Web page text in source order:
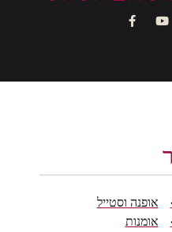
אופנה וסטייל
אומנות